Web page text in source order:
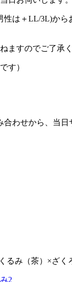
性は＋LL/3L)か
ますのでご了承
す）
合わせから、当
み（茶）×ざく